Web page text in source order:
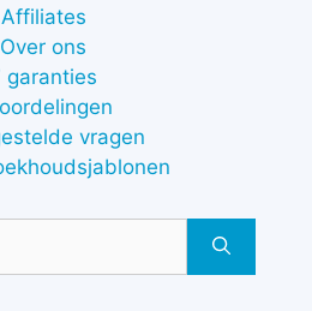
Affiliates
Over ons
garanties
vragen